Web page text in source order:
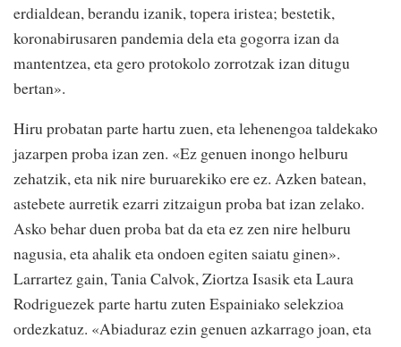
erdialdean, berandu izanik, topera iristea; bestetik,
koronabirusaren pandemia dela eta gogorra izan da
mantentzea, eta gero protokolo zorrotzak izan ditugu
bertan».
Hiru probatan parte hartu zuen, eta lehenengoa taldekako
jazarpen proba izan zen. «Ez genuen inongo helburu
zehatzik, eta nik nire buruarekiko ere ez. Azken batean,
astebete aurretik ezarri zitzaigun proba bat izan zelako.
Asko behar duen proba bat da eta ez zen nire helburu
nagusia, eta ahalik eta ondoen egiten saiatu ginen».
Larrartez gain, Tania Calvok, Ziortza Isasik eta Laura
Rodriguezek parte hartu zuten Espainiako selekzioa
ordezkatuz. «Abiaduraz ezin genuen azkarrago joan, eta